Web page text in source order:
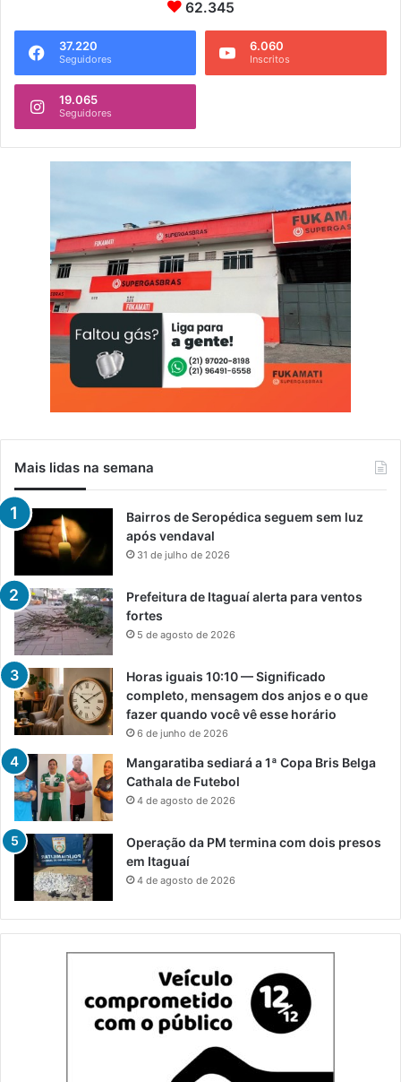
62.345
37.220
Seguidores
6.060
Inscritos
19.065
Seguidores
Mais lidas na semana
Bairros de Seropédica seguem sem luz
após vendaval
31 de julho de 2026
Prefeitura de Itaguaí alerta para ventos
fortes
5 de agosto de 2026
Horas iguais 10:10 — Significado
completo, mensagem dos anjos e o que
fazer quando você vê esse horário
6 de junho de 2026
Mangaratiba sediará a 1ª Copa Bris Belga
Cathala de Futebol
4 de agosto de 2026
Operação da PM termina com dois presos
em Itaguaí
4 de agosto de 2026